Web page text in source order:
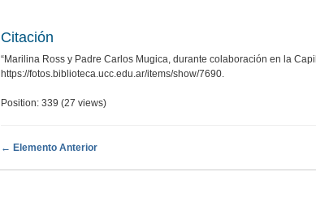
Citación
“Marilina Ross y Padre Carlos Mugica, durante colaboración en la
https://fotos.biblioteca.ucc.edu.ar/items/show/7690.
Position: 339 (27 views)
← Elemento Anterior